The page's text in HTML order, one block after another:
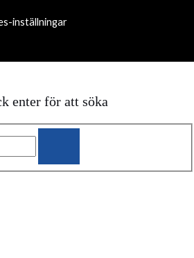
inställningar
enter för att söka